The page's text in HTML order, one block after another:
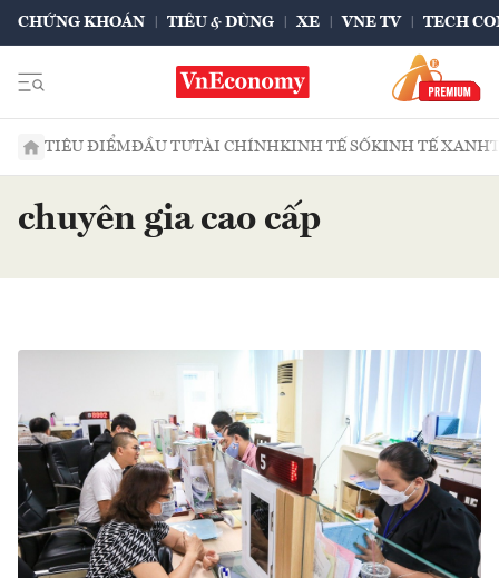
CHỨNG KHOÁN TIÊU & DÙNG XE VNE TV TECH
TIÊU ĐIỂMĐẦU TƯTÀI CHÍNHKINH TẾ SỐKINH TẾ XANH
chuyên gia cao cấp